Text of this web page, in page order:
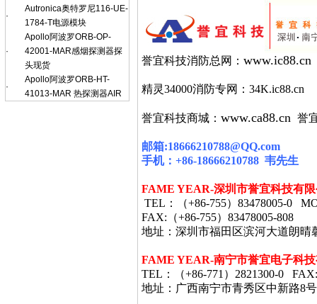
·
Autronica奥特罗尼116-UE-
1784-T电源模块
·
Apollo阿波罗ORB-OP-
42001-MAR感烟探测器探
头现货
·
Apollo阿波罗ORB-HT-
41013-MAR 热探测器AIR
誉宜科技消防总网： www.ic88.cn
精灵34000消防专网：34K.ic88.cn
誉宜科技商城： www.ca88.cn 誉
邮箱:18666210788@QQ.com
手机： +86-18666210788 韦先生
FAME YEAR-深圳市誉宜科技有
TEL ：（+86-755） 83478005-0
FAX: （+86-755） 83478005-808
地址：深圳市福田区滨河大道朗晴
FAME YEAR-南宁市誉宜电子科
TEL ：（+86-771 ） 2821300-0 FAX:
地址：广西南宁市青秀区中新路8